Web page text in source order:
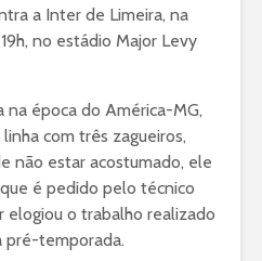
a Inter de Limeira, na
no estádio Major Levy
época do América-MG,
com três zagueiros,
não estar acostumado, ele
é pedido pelo técnico
elogiou o trabalho realizado
pré-temporada.